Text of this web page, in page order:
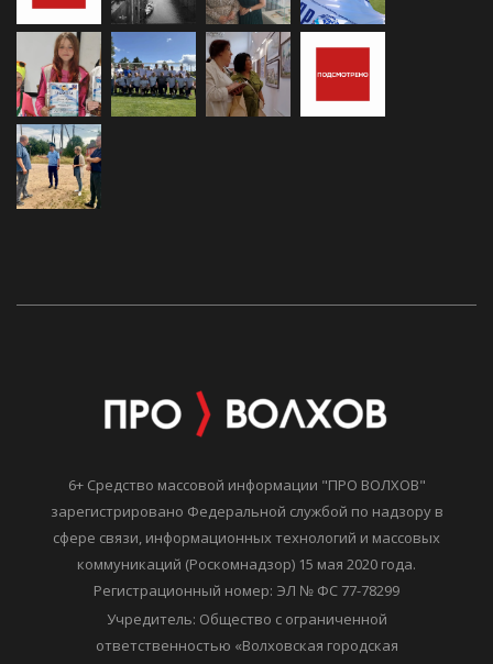
6+ Средство массовой информации "ПРО ВОЛХОВ"
зарегистрировано Федеральной службой по надзору в
сфере связи, информационных технологий и массовых
коммуникаций (Роскомнадзор) 15 мая 2020 года.
Регистрационный номер: ЭЛ № ФС 77-78299
Учредитель: Общество с ограниченной
ответственностью «Волховская городская